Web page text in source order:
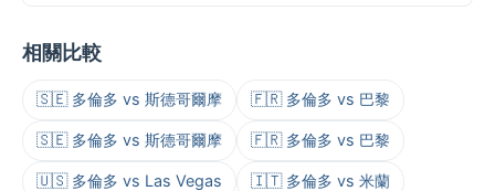
相關比較
🇸🇪 多倫多 vs 斯德哥爾摩 🇫🇷 多倫多 vs 巴黎
🇸🇪 多倫多 vs 斯德哥爾摩 🇫🇷 多倫多 vs 巴黎
🇺🇸 多倫多 vs Las Vegas 🇮🇹 多倫多 vs 米蘭